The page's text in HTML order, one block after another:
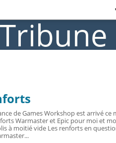
de Games Workshop est arrivé ce
Warmaster et Epic pour moi et
à moitié vide Les renforts en